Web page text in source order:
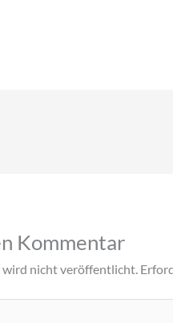
Kommentar
wird nicht veröffentlicht.